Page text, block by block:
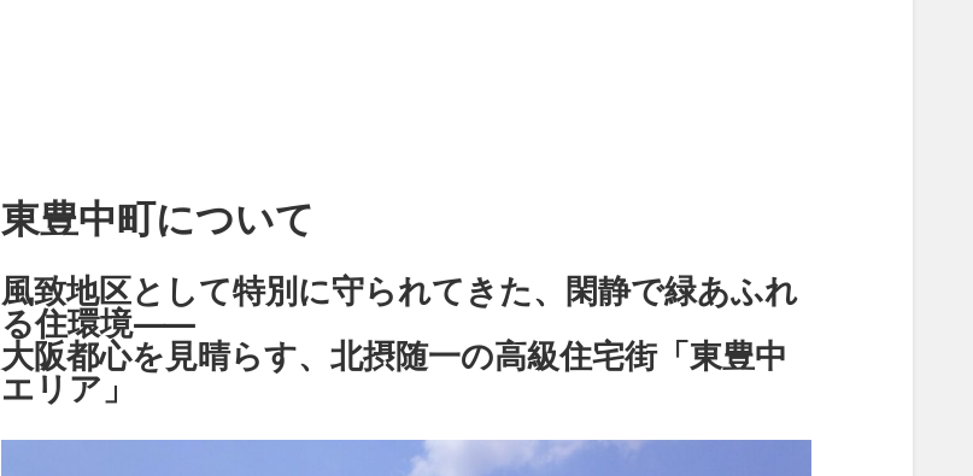
東豊中町について
風致地区として特別に守られてきた、閑静で緑あふれ
る住環境⸺
大阪都心を見晴らす、北摂随一の高級住宅街「東豊中
エリア」